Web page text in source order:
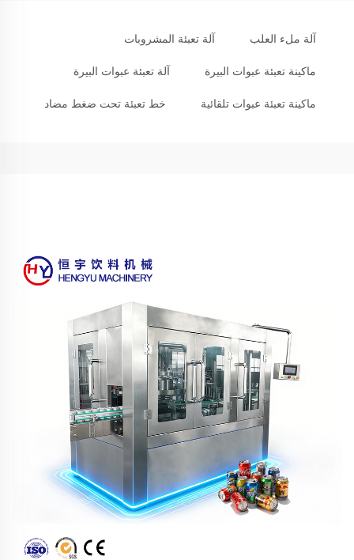
آلة ملء العلب آلة تعبئة المشروبات
ماكينة تعبئة عبوات البيرة آلة تعبئة عبوات البيرة
ماكينة تعبئة عبوات تلقائية خط تعبئة تحت ضغط مضاد